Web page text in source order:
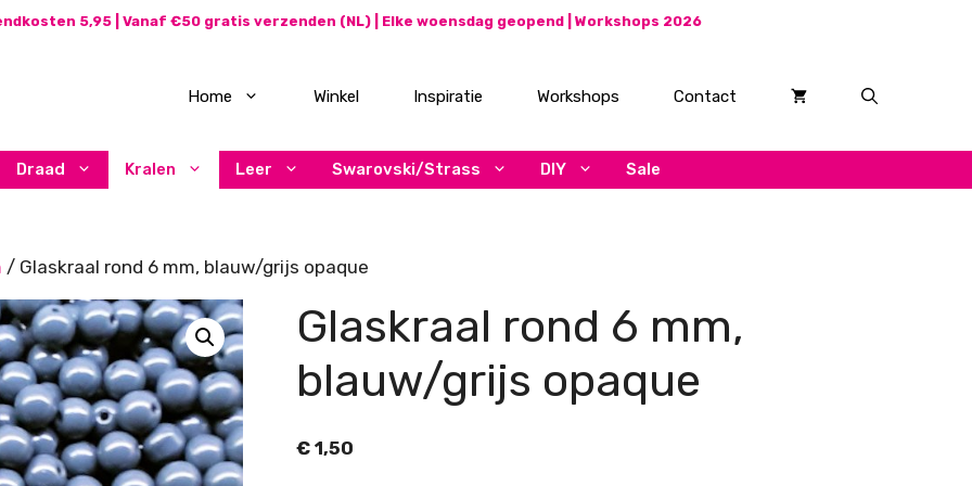
5,95 | Vanaf €50 gratis verzenden (NL) | Elke woensdag geopend | Workshops 2026
Home Winkel Inspiratie Workshops Contact
Draad Kralen Leer Swarovski/Strass DIY Sale
/ Glaskraal rond 6 mm, blauw/grijs opaque
Glaskraal rond 6 mm,
blauw/grijs opaque
€1,50